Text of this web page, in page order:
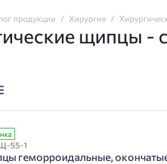
продукции Хирургия
щипцы -
55-1
геморроидальные,